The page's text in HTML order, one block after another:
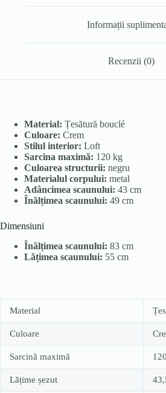
Informații
Recenzii (0)
Material: Țesătură bouclé
Culoare: Crem
Stilul interior: Loft
Sarcina maximă: 120 kg
Culoarea structurii: negru
Materialul corpului: metal
Adâncimea scaunului: 43 cm
Înălțimea scaunului: 49 cm
Dimensiuni
Înălțimea scaunului: 83 cm
Lățimea scaunului: 55 cm
Material
Culoare
Sarcină maximă
Lățime șezut